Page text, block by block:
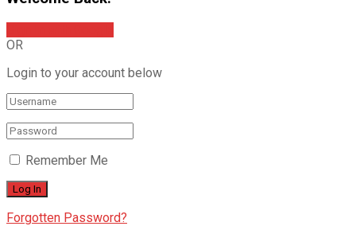
OR
Login to your account below
Remember Me
Forgotten Password?